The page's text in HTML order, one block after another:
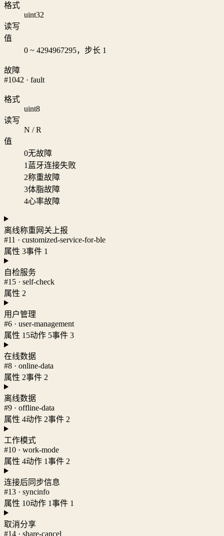
格式
uint32
读写
值
0 ~ 4294967295，步长 1
故障
#1042 · fault
格式
uint8
读写
N / R
值
0无故障
1 蓝牙连接失败
2称重故障
3体脂故障
4心率故障
离线称重网关上报
#11 · customized-service-for-ble
属性 3事件 1
自检服务
#15 · self-check
属性 2
用户管理
#6 · user-management
属性 15动作 5事件 3
在线数据
#8 · online-data
属性 2事件 2
离线数据
#9 · offline-data
属性 4动作 2事件 2
工作模式
#10 · work-mode
属性 4动作 1事件 2
连接后同步信息
#13 · syncinfo
属性 10动作 1事件 1
取消分享
#14 · share-cancel